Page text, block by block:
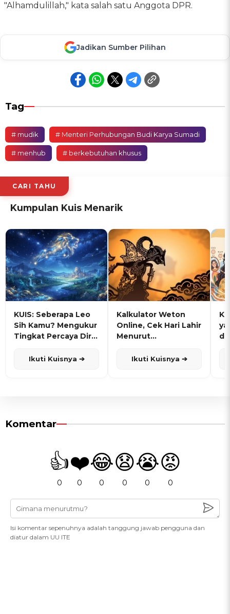
"Alhamdulillah," kata salah satu Anggota DPR.
Jadikan Sumber Pilihan
Tag
# mudik # Menteri Perhubungan Budi Karya Sumadi
# menhub # berkebutuhan khusus
CARI TAHU
Kumpulan Kuis Menarik
KUIS: Seberapa Leo
Sih Kamu? Mengukur
Tingkat Percaya Diri
Ikuti Kuisnya ➔
Kalkulator Weton
Online, Cek Hari Lahir
Menurut
Ikuti Kuisnya ➔
Komentar
👍
0
❤️
0
😂
0
😧
0
😭
0
😡
0
Isi komentar sepenuhnya adalah tanggung jawab pengguna dan
diatur dalam UU ITE